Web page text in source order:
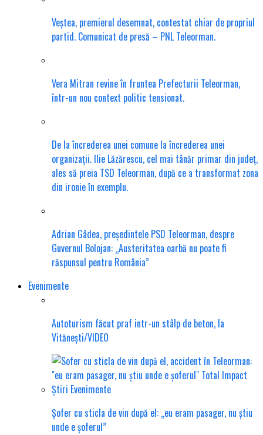
Veștea, premierul desemnat, contestat chiar de propriul
partid. Comunicat de presă – PNL Teleorman.
Vera Mitran revine în fruntea Prefecturii Teleorman,
într-un nou context politic tensionat.
De la încrederea unei comune la încrederea unei
organizații. Ilie Lăzărescu, cel mai tânăr primar din județ,
ales să preia TSD Teleorman, după ce a transformat zona
din ironie în exemplu.
Adrian Gâdea, președintele PSD Teleorman, despre
Guvernul Bolojan: „Austeritatea oarbă nu poate fi
răspunsul pentru România”
Evenimente
Autoturism făcut praf intr-un stâlp de beton, la
Vitănești/VIDEO
Șofer cu sticla de vin după el: „eu eram pasager, nu știu
unde e șoferul”